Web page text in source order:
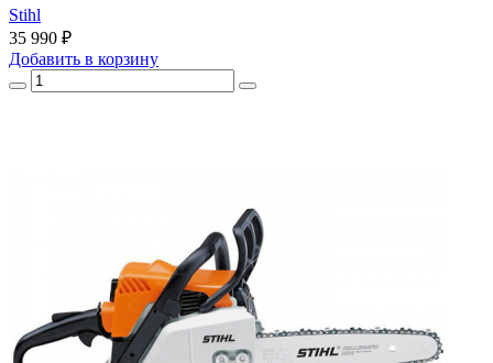
Stihl
35 990 ₽
Добавить в корзину